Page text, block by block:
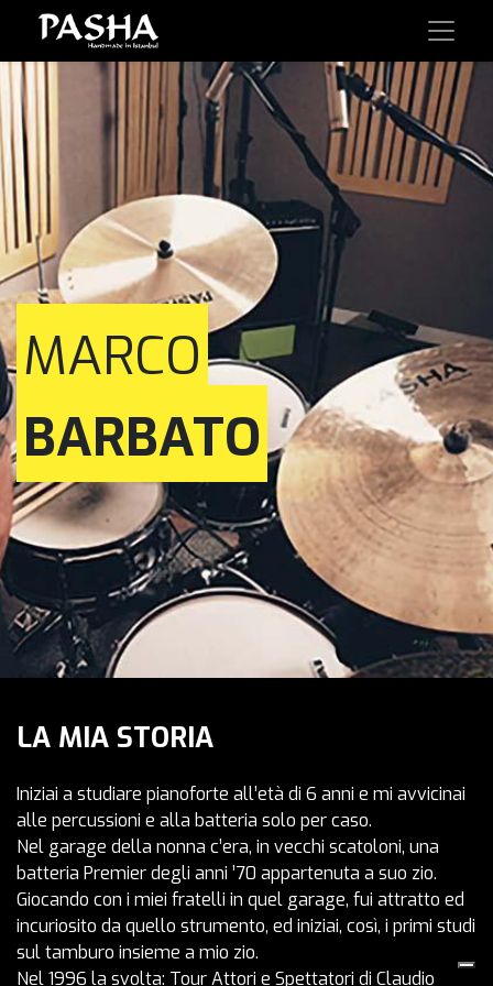
MARCO
BARBATO
LA MIA STORIA
Iniziai a studiare pianoforte all’età di 6 anni e mi avvicinai
alle percussioni e alla batteria solo per caso.
Nel garage della nonna c’era, in vecchi scatoloni, una
batteria Premier degli anni ’70 appartenuta a suo zio.
Giocando con i miei fratelli in quel garage, fui attratto ed
incuriosito da quello strumento, ed iniziai, così, i primi studi
sul tamburo insieme a mio zio.
Nel 1996 la svolta: Tour Attori e Spettatori di Claudio